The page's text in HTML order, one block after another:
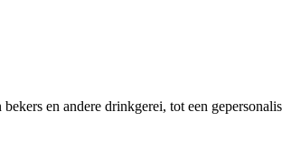
en andere drinkgerei, tot een